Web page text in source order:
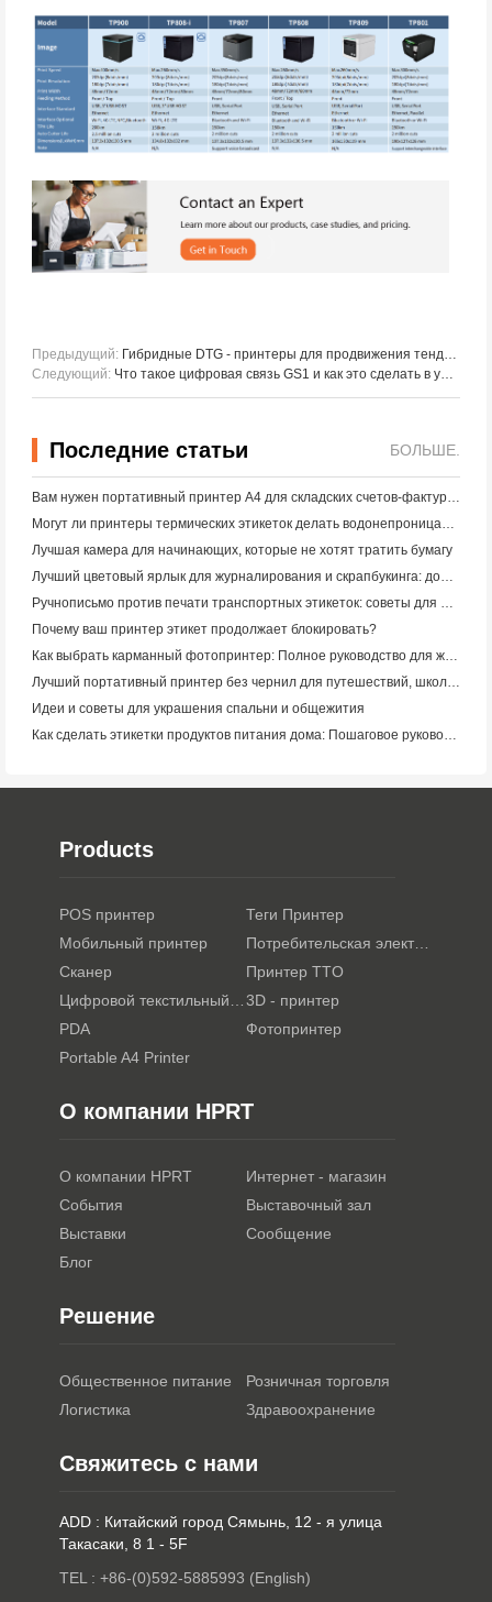
Предыдущий: Гибридные DTG - принтеры для продвижения тенденций в текстильной печати в Юго - Восточной Азии: интеграция эффективности, устойчивости и персонализации
Следующий: Что такое цифровая связь GS1 и как это сделать в упаковке продукта
Последние статьи БОЛЬШЕ.
Лучшая камера для начинающих, которые не хотят тратить бумагу
Почему ваш принтер этикет продолжает блокировать?
Идеи и советы для украшения спальни и общежития
Products
POS принтер
Теги Принтер
Мобильный принтер
Сканер
Принтер TTO
3D - принтер
PDA
Фотопринтер
Portable A4 Printer
О компании HPRT
О компании HPRT
Интернет - магазин
События
Выставочный зал
Выставки
Сообщение
Блог
Решение
Общественное питание
Розничная торговля
Логистика
Здравоохранение
Свяжитесь с нами
ADD : Китайский город Сямынь, 12 - я улица
Такасаки, 8 1 - 5F
TEL : +86-(0)592-5885993 (English)